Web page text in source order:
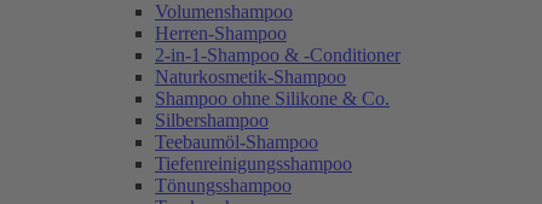
Volumenshampoo
Herren-Shampoo
2-in-1-Shampoo & -Conditioner
Naturkosmetik-Shampoo
Shampoo ohne Silikone & Co.
Silbershampoo
Teebaumöl-Shampoo
Tiefenreinigungsshampoo
Tönungsshampoo